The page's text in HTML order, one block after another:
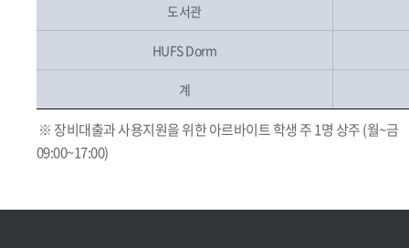
도서관
HUFS Dorm
계
※ 장비대출과 사용지원을 위한 아르바이트 학생 주 1명 상주 (월~금
09:00~17:00)